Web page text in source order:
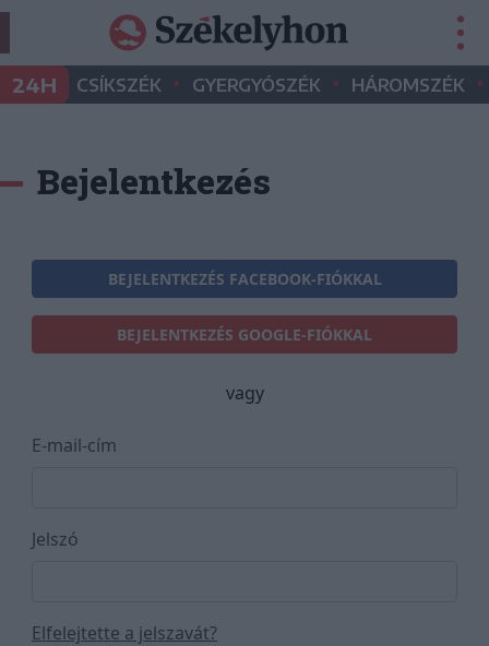
24H CSÍKSZÉK • GYERGYÓSZÉK • HÁROMSZÉK •
Bejelentkezés
BEJELENTKEZÉS FACEBOOK-FIÓKKAL
BEJELENTKEZÉS GOOGLE-FIÓKKAL
vagy
E-mail-cím
Jelszó
Elfelejtette a jelszavát?